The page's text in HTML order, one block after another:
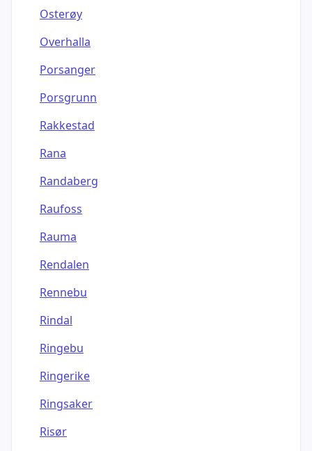
Osterøy
Overhalla
Porsanger
Porsgrunn
Rakkestad
Rana
Randaberg
Raufoss
Rauma
Rendalen
Rennebu
Rindal
Ringebu
Ringerike
Ringsaker
Risør